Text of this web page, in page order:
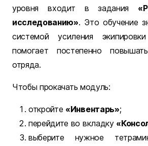
уровня входит в задания
исследованию». Это обучение
системой усиления
помогает постепенно
отряда.
Чтобы прокачать модуль:
откройте «Инвентарь»;
перейдите во вкладку
выберите нужное